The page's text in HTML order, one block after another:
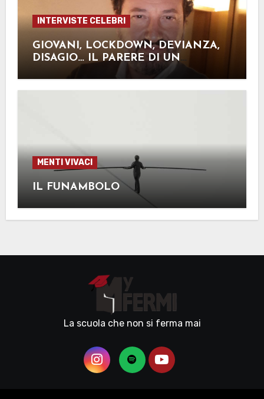
INTERVISTE CELEBRI
GIOVANI, LOCKDOWN, DEVIANZA,
DISAGIO… IL PARERE DI UN
ESPERTO
MENTI VIVACI
IL FUNAMBOLO
La scuola che non si ferma mai